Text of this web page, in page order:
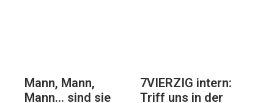
Mann, Mann,
Mann… sind sie
7VIERZIG intern:
Triff uns in der